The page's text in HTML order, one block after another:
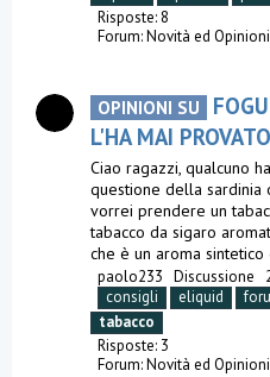
Risposte: 8
Forum:Novità ed
OPINIONI SU
L'HA MAI
Ciao ragazzi, qualcuno
questione della
vorrei prendere un
tabacco da sigaro
che è un aroma
paolo233 Discussione
consigli
eliquid
tabacco
Risposte: 3
Forum:Novità ed